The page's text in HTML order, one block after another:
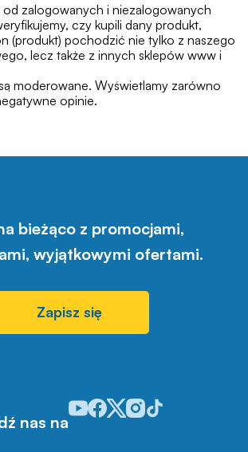
zalogowanych i niezalogowanych
czy kupili dany produkt,
(produkt) pochodzić nie tylko z naszego
lecz także z innych sklepów www i
moderowane. Wyświetlamy zarówno
opinie.
bieżąco z promocjami,
wyjątkowymi ofertami.
Zapisz się
nas na
Odwiedź nasz profil w serwisie
Odwiedź nasz profil w
Odwiedź nasz profil w
Odwiedź nasz profil w
Odwiedź nasz